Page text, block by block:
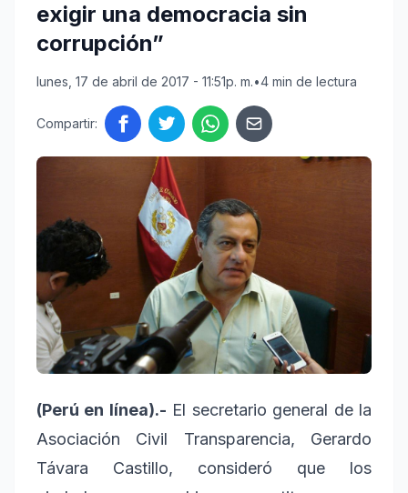
exigir una democracia sin
corrupción”
lunes, 17 de abril de 2017 - 11:51p. m.•4 min de lectura
Compartir:
(Perú en línea).- El secretario general de la
Asociación Civil Transparencia, Gerardo
Távara Castillo, consideró que los